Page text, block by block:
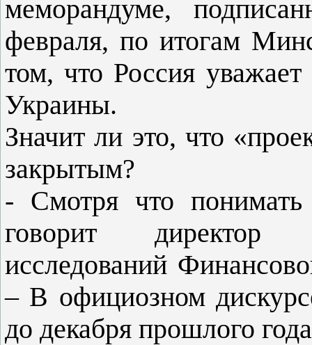
меморандуме,
февраля, по итогам
том, что Россия уважает
Украины.
Значит ли это, что
закрытым?
- Смотря что
говорит директор
исследований
– В официозном
до декабря прошлого